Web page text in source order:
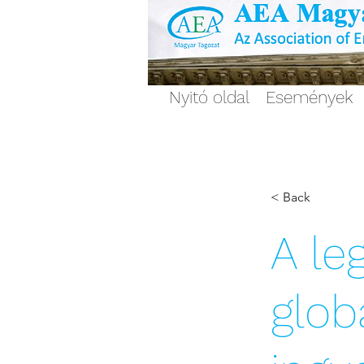
Nyitó oldal Események
< Back
A